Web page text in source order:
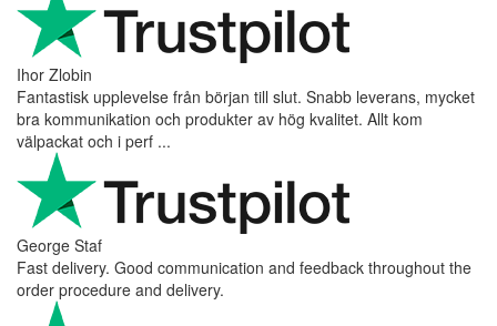
Ihor Zlobin
Fantastisk upplevelse från början till slut. Snabb leverans, mycket
bra kommunikation och produkter av hög kvalitet. Allt kom
välpackat och i perf ...
George Staf
Fast delivery. Good communication and feedback throughout the
order procedure and delivery.